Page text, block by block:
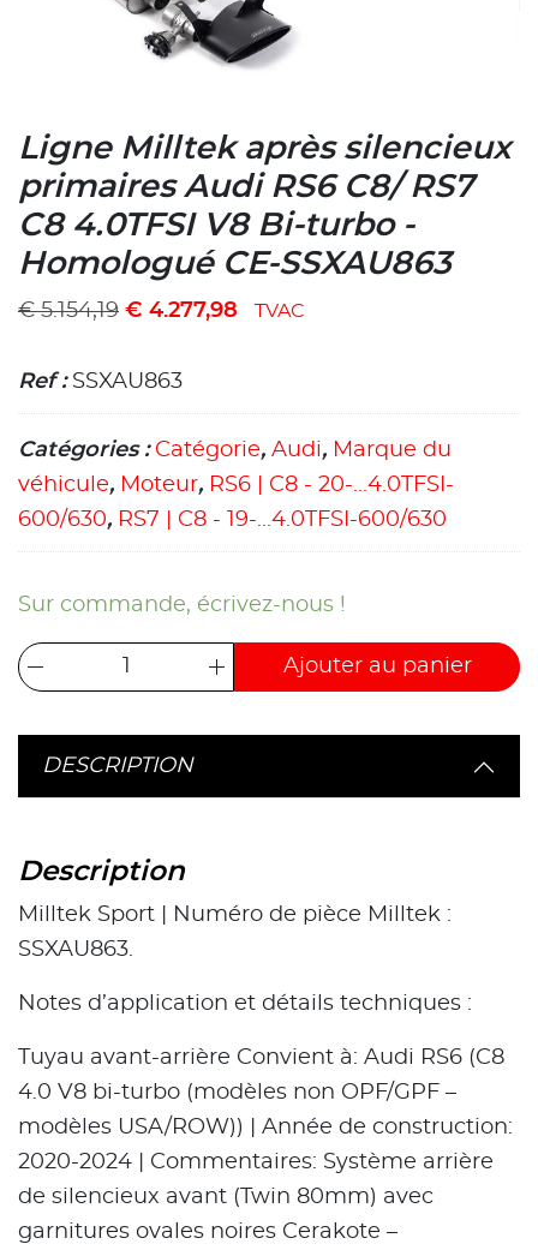
Ligne Milltek après silencieux
primaires Audi RS6 C8/ RS7
C8 4.0TFSI V8 Bi-turbo -
Homologué CE-SSXAU863
€5.154,19 € 4.277,98 TVAC
Ref : SSXAU863
Catégories : Catégorie, Audi, Marque du
véhicule, Moteur, RS6 | C8 - 20-...4.0TFSI-
600/630, RS7 | C8 - 19-...4.0TFSI-600/630
Sur commande, écrivez-nous !
Ajouter au panier
DESCRIPTION
Description
Milltek Sport | Numéro de pièce Milltek :
SSXAU863.
Notes d’application et détails techniques :
Tuyau avant-arrière Convient à: Audi RS6 (C8
4.0 V8 bi-turbo (modèles non OPF/GPF –
modèles USA/ROW)) | Année de construction:
2020-2024 | Commentaires: Système arrière
de silencieux avant (Twin 80mm) avec
garnitures ovales noires Cerakote –